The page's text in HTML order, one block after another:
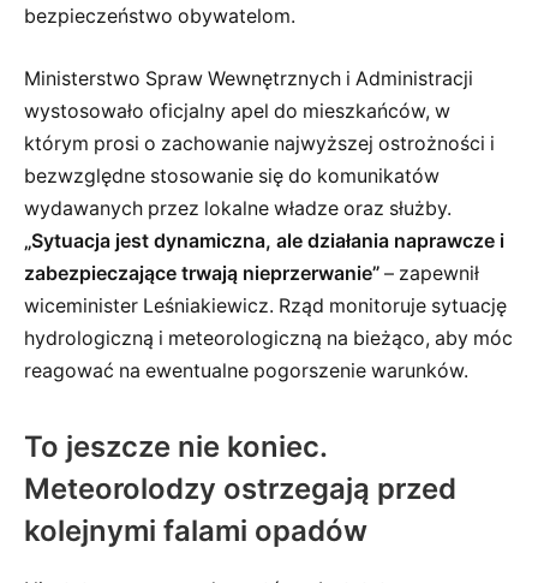
bezpieczeństwo obywatelom.
Ministerstwo Spraw Wewnętrznych i Administracji
wystosowało oficjalny apel do mieszkańców, w
którym prosi o zachowanie najwyższej ostrożności i
bezwzględne stosowanie się do komunikatów
wydawanych przez lokalne władze oraz służby.
„Sytuacja jest dynamiczna, ale działania naprawcze i
zabezpieczające trwają nieprzerwanie” – zapewnił
wiceminister Leśniakiewicz. Rząd monitoruje sytuację
hydrologiczną i meteorologiczną na bieżąco, aby móc
reagować na ewentualne pogorszenie warunków.
To jeszcze nie koniec.
Meteorolodzy ostrzegają przed
kolejnymi falami opadów